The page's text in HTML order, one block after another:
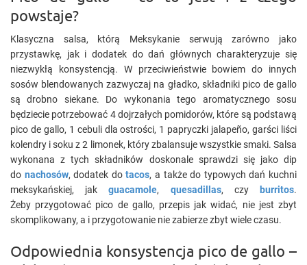
powstaje?
Klasyczna salsa, którą Meksykanie serwują zarówno jako
przystawkę, jak i dodatek do dań głównych charakteryzuje się
niezwykłą konsystencją. W przeciwieństwie bowiem do innych
sosów blendowanych zazwyczaj na gładko, składniki pico de gallo
są drobno siekane. Do wykonania tego aromatycznego sosu
będziecie potrzebować 4 dojrzałych pomidorów, które są podstawą
pico de gallo, 1 cebuli dla ostrości, 1 papryczki jalapeño, garści liści
kolendry i soku z 2 limonek, który zbalansuje wszystkie smaki. Salsa
wykonana z tych składników doskonale sprawdzi się jako dip
do nachosów, dodatek dotacos, a także do typowych dań kuchni
meksykańskiej, jakguacamole, quesadillas, czy burritos.
Żeby przygotować pico de gallo, przepis jak widać, nie jest zbyt
skomplikowany, a i przygotowanie nie zabierze zbyt wiele czasu.
Odpowiednia konsystencja pico de gallo –